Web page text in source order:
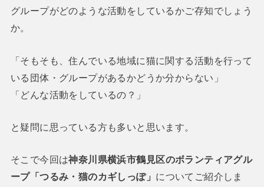
グループがどのような活動をしているかご存知でしょう
か。
「そもそも、住んでいる地域に猫に関する活動を行って
いる団体・グループがあるかどうか分からない」
「どんな活動をしているの？」
と疑問に思っている方も多いと思います。
そこで今回は神奈川県横浜市鶴見区のボランティアグル
ープ「つるみ・猫のカギしっぽ」 についてご紹介しま